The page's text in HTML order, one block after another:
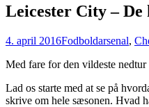
Leicester City – De
4. april 2016Fodboldarsenal,
Med fare for den vildeste
Lad os starte med at se på
skrive om hele sæsonen. Hvad